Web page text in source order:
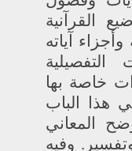
القرآنية
آياته
التفصيلية
خاصة بها
هذا الباب
المعاني
وفيه